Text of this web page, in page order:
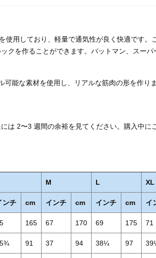
使用しており、軽量で通気性が良く快適です。
クを作ることができます。バットマン、スー
能な素材を使用し、リアルな筋肉の形を作
は 2〜3 週間の余裕を見てください。購入中
M L XL
ンチ cm インチ cm インチ cm イ
165 67 170 69 175 71
91 37 94 38¼ 97